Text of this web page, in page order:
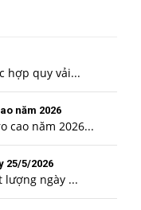
hợp quy vải...
năm 2026
cao năm 2026...
25/5/2026
lượng ngày ...